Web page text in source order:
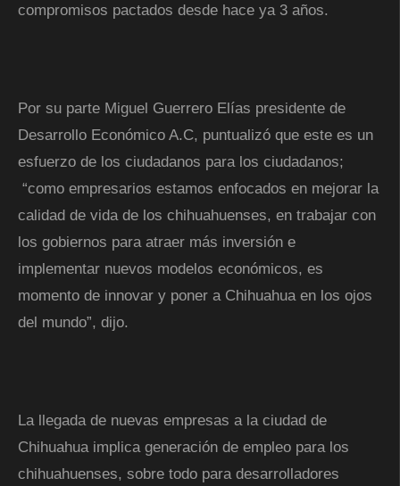
compromisos pactados desde hace ya 3 años.
Por su parte Miguel Guerrero Elías presidente de
Desarrollo Económico A.C, puntualizó que este es un
esfuerzo de los ciudadanos para los ciudadanos;
“como empresarios estamos enfocados en mejorar la
calidad de vida de los chihuahuenses, en trabajar con
los gobiernos para atraer más inversión e
implementar nuevos modelos económicos, es
momento de innovar y poner a Chihuahua en los ojos
del mundo”, dijo.
La llegada de nuevas empresas a la ciudad de
Chihuahua implica generación de empleo para los
chihuahuenses, sobre todo para desarrolladores